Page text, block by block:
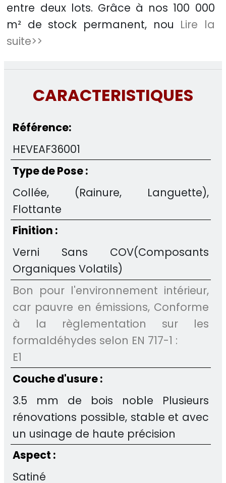
entre deux lots. Grâce à nos 100 000
m² de stock permanent, nou Lire la
suite>>
CARACTERISTIQUES
Référence:
HEVEAF36001
Type de Pose :
Collée, (Rainure, Languette),
Flottante
Finition :
Verni Sans COV(Composants
Organiques Volatils)
Bon pour l'environnement intérieur,
car pauvre en émissions, Conforme
à la règlementation sur les
formaldéhydes selon EN 717-1 :
E1
Couche d'usure :
3.5 mm de bois noble Plusieurs
rénovations possible, stable et avec
un usinage de haute précision
Aspect :
Satiné